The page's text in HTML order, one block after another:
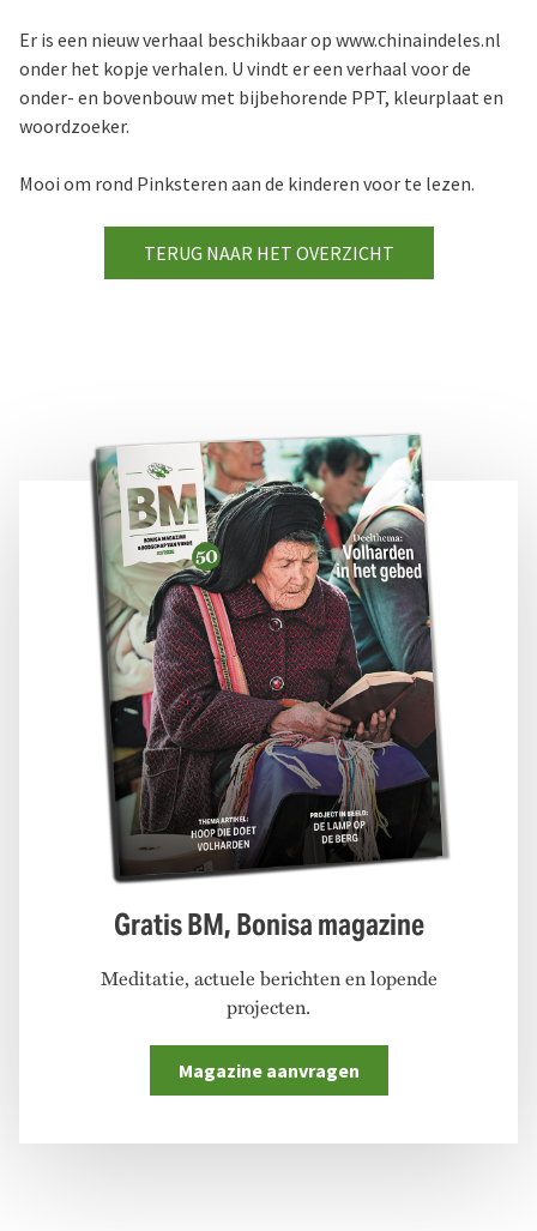
Er is een nieuw verhaal beschikbaar op www.chinaindeles.nl
onder het kopje verhalen. U vindt er een verhaal voor de
onder- en bovenbouw met bijbehorende PPT, kleurplaat en
woordzoeker.
Mooi om rond Pinksteren aan de kinderen voor te lezen.
TERUG NAAR HET OVERZICHT
Gratis BM, Bonisa magazine
Meditatie, actuele berichten en lopende
projecten.
Magazine aanvragen